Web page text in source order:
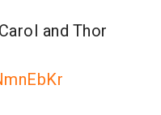
Carol and Thor